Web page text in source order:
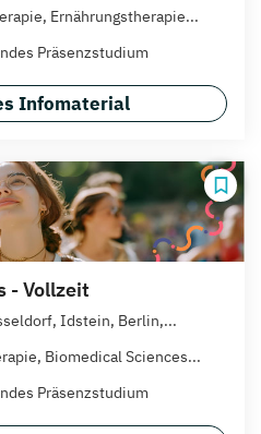
Ernährungstherapie...
Präsenzstudium
Infomaterial
- Vollzeit
Idstein, Berlin,...
Biomedical Sciences...
Präsenzstudium